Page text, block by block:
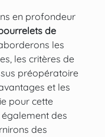
en profondeur
de
les
les critères de
préopératoire
et les
pour cette
des
des